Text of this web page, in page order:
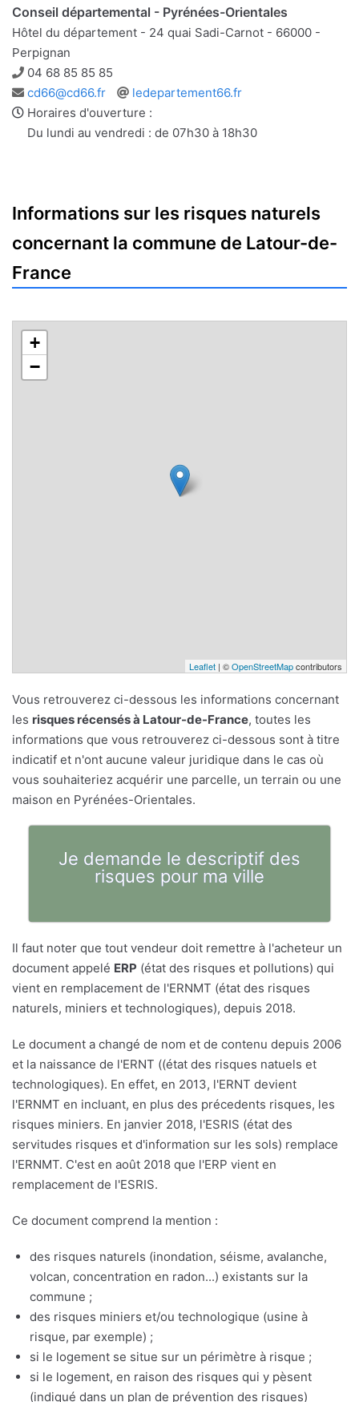
Conseil départemental - Pyrénées-Orientales
Hôtel du département - 24 quai Sadi-Carnot - 66000 -
Perpignan
Téléphone
04 68 85 85 85
Adresse
e-
mail
cd66@cd66.fr
Site
web
ledepartement66.fr
Horaires d'ouverture :
Du lundi au vendredi : de 07h30 à 18h30
Informations sur les risques naturels
concernant la commune de Latour-de-
France
+
−
Leaflet | ©OpenStreetMapcontributors
Vous retrouverez ci-dessous les informations concernant
les risques récensés à Latour-de-France, toutes les
informations que vous retrouverez ci-dessous sont à titre
indicatif et n'ont aucune valeur juridique dans le cas où
vous souhaiteriez acquérir une parcelle, un terrain ou une
maison en Pyrénées-Orientales.
Je demande le descriptif des
risques pour ma ville
Il faut noter que tout vendeur doit remettre à l'acheteur un
document appelé ERP (état des risques et pollutions) qui
vient en remplacement de l'ERNMT (état des risques
naturels, miniers et technologiques), depuis 2018.
Le document a changé de nom et de contenu depuis 2006
et la naissance de l'ERNT ((état des risques natuels et
technologiques). En effet, en 2013, l'ERNT devient
l'ERNMT en incluant, en plus des précedents risques, les
risques miniers. En janvier 2018, l'ESRIS (état des
servitudes risques et d'information sur les sols) remplace
l'ERNMT. C'est en août 2018 que l'ERP vient en
remplacement de l'ESRIS.
Ce document comprend la mention :
des risques naturels (inondation, séisme, avalanche,
volcan, concentration en radon...) existants sur la
commune ;
des risques miniers et/ou technologique (usine à
risque, par exemple) ;
si le logement se situe sur un périmètre à risque ;
si le logement, en raison des risques qui y pèsent
(indiqué dans un plan de prévention des risques)